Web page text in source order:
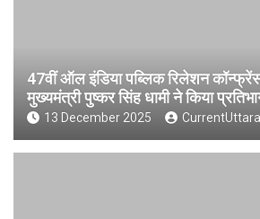
47वीं ऑल इंडिया पब्लिक रिलेशन
मुख्यमंत्री पुष्कर सिंह धामी ने किया
13 December 2025